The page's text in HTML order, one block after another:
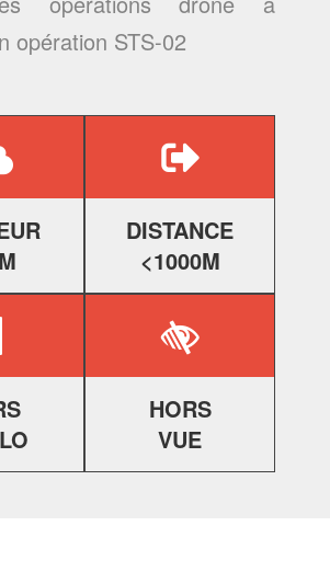
opération STS-02
DISTANCE
<1000M
HORS
VUE